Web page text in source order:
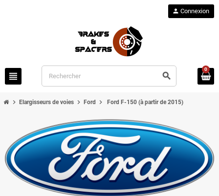
view_headline search
person Connexion
0
chevron_right Elargisseurs de voies chevron_right Ford chevron_right Ford F-150 (à partir de 2015)